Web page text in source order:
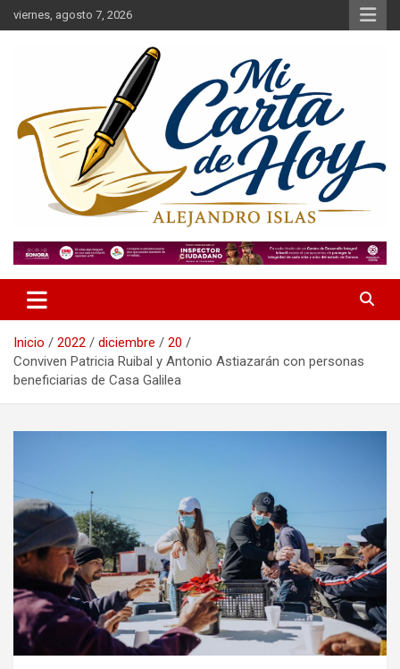
Saltar
al
viernes, agosto 7, 2026
Mi Carta de Hoy
Inicio 2022 diciembre
20
Conviven Patricia Ruibal y Antonio Astiazarán con personas
beneficiarias de Casa Galilea